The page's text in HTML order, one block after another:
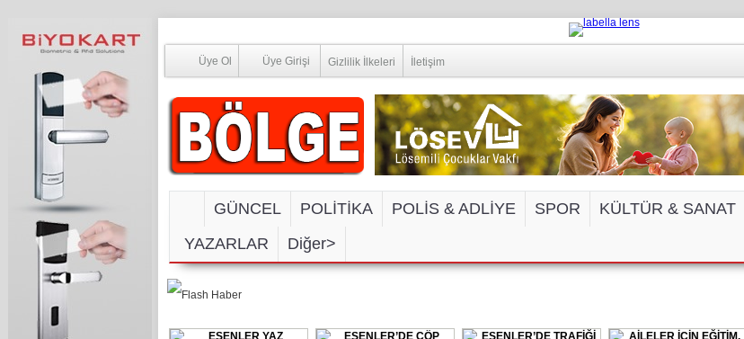
Üye Ol Üye Girişi Gizlilik İlkeleri İletişim
GÜNCEL POLİTİKA POLİS & ADLİYE SPOR KÜLTÜR & SANAT
YAZARLAR
Diğer>